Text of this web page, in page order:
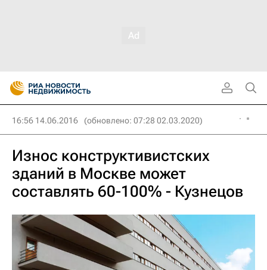
16:56 14.06.2016 (обновлено: 07:28 02.03.2020)
Износ конструктивистских
зданий в Москве может
составлять 60-100% - Кузнецов